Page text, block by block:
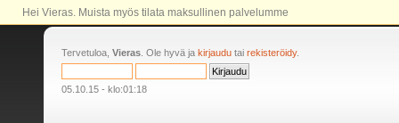
Hei Vieras. Muista myös tilata maksullinen palvelumme
Tervetuloa, Vieras. Ole hyvä ja kirjaudu tai rekisteröidy.
05.10.15 - klo:01:18